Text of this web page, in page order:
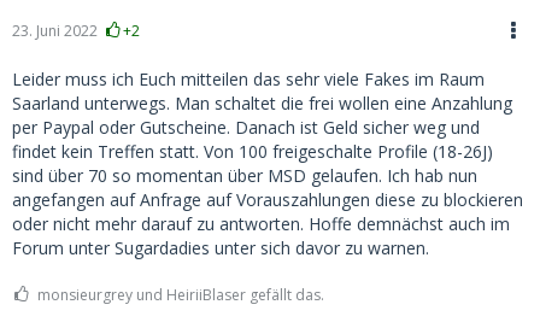
23. Juni 2022 +2
Leider muss ich Euch mitteilen das sehr viele Fakes im Raum
Saarland unterwegs. Man schaltet die frei wollen eine Anzahlung
per Paypal oder Gutscheine. Danach ist Geld sicher weg und
findet kein Treffen statt. Von 100 freigeschalte Profile (18-26J)
sind über 70 so momentan über MSD gelaufen. Ich hab nun
angefangen auf Anfrage auf Vorauszahlungen diese zu blockieren
oder nicht mehr darauf zu antworten. Hoffe demnächst auch im
Forum unter Sugardadies unter sich davor zu warnen.
monsieurgrey und HeiriiBlaser gefällt das.